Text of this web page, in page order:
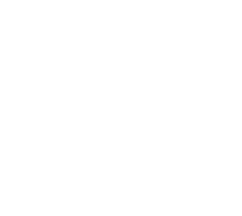
имени Т.Г.Шевченко